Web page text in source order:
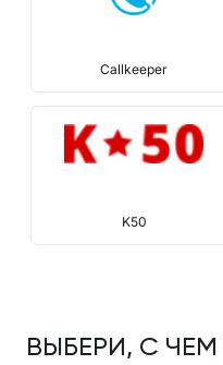
Callkeeper
K50
ВЫБЕРИ, С